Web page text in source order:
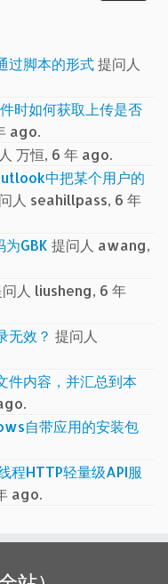
过脚本的形式提问人
时如何获取上传是否
ago.
万恒, 6 年 ago.
中把某个用户的
人 seahillpass, 6 年
GBK 提问人 awang,
人 liusheng, 6 年
无效？ 提问人
件内容，并汇总到本
自带应用的安装包
HTTP轻量级API服
ago.